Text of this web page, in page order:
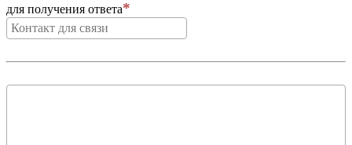
для получения ответа